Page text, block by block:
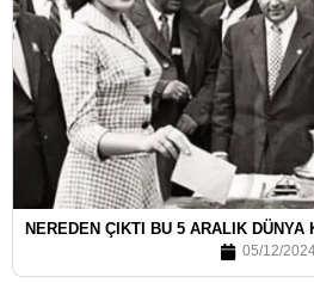
NEREDEN ÇIKTI BU 5 ARALIK DÜNYA
05/12/